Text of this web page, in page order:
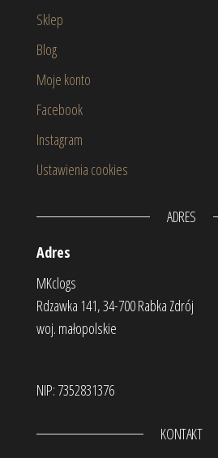
Sklep
Blog
Moje konto
Facebook
Instagram
Ustawienia cookies
ADRES
Adres
MKclogs
Rdzawka 141, 34-700 Rabka Zdrój
woj. małopolskie
NIP: 7352831376
KONTAKT